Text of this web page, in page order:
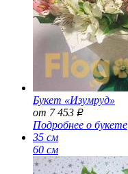
Букет «Изумруд»
от 7 453 Р
Подробнее о букете
35 см
60 см